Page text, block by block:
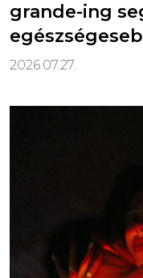
grande-ing
2026.07.27.